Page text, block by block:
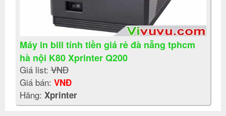
Máy in bill tính tiền giá rẻ đà nẵng tphcm
hà nội K80 Xprinter Q200
Giá list:VNĐ
Giá bán: VNĐ
Hãng: Xprinter